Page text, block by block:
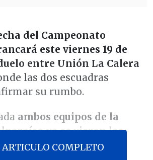
del Campeonato
este viernes 19 de
entre Unión La Calera
las dos escuadras
su rumbo.
ambos equipos de la
ya se vieron las
6 de marzo por la fase
ARTICULO COMPLETO